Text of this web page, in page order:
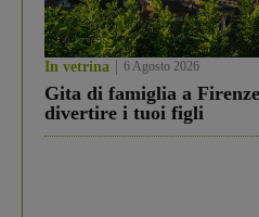
In vetrina 6 Agosto 2026
Gita di famiglia a
divertire i tuoi figli